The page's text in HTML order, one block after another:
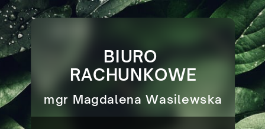
mgr Magdalena Wasilewska
BIURO
RACHUNKOWE